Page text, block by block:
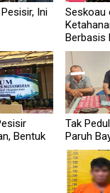
Ini
Seskoau
Berbasis
Bentuk
Tak
Paruh